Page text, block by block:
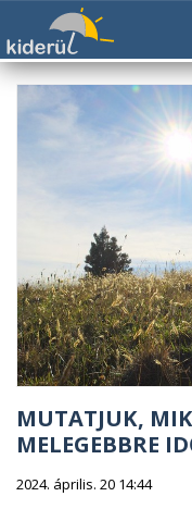
MUTATJUK,
MELEGEBBRE
2024. április. 20 14:44